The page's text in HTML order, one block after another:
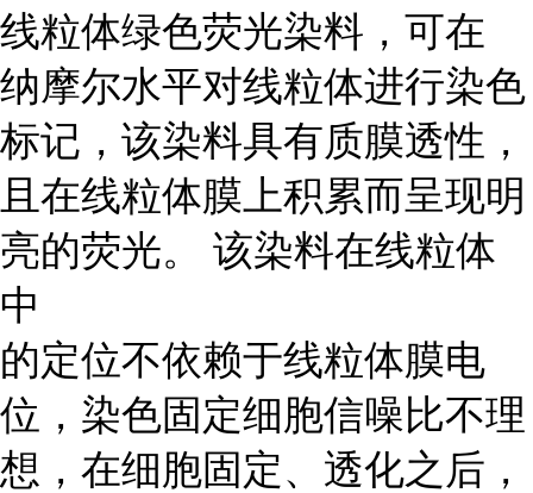
线粒体绿色荧光染料，可在
纳摩尔水平对线粒体进行染色
标记，该染料具有质膜透性，
且在线粒体膜上积累而呈现明
亮的荧光。 该染料在线粒体
中
的定位不依赖于线粒体膜电
位，染色固定细胞信噪比不理
想，在细胞固定、透化之后，